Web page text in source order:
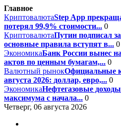
Главное
КриптовалютаStep App
потерял 99,9% стоимости... 0
КриптовалютаПутин подписал
основные правила вступят в... 0
ЭкономикаБанк России вынес
актов по ценным бумагам,... 0
Валютный рынокОфициальные
августа 2026: доллар, евро,... 0
ЭкономикаНефтегазовые
максимума с начала... 0
Четверг, 06 августа 2026